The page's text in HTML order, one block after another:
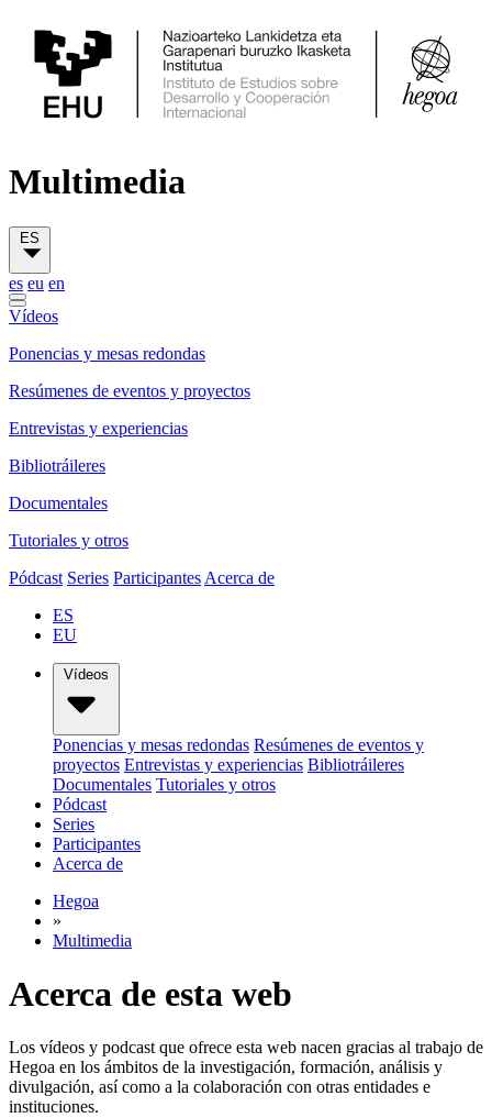
Multimedia
ES
es eu en
Vídeos
Ponencias y mesas redondas
Resúmenes de eventos y proyectos
Entrevistas y experiencias
Bibliotráileres
Documentales
Tutoriales y otros
Pódcast Series Participantes Acerca de
ES
EU
Vídeos
Ponencias y mesas redondas Resúmenes de eventos y
proyectos Entrevistas y experiencias Bibliotráileres
Documentales Tutoriales y otros
Pódcast
Series
Participantes
Acerca de
Hegoa
»
Multimedia
Acerca de esta web
Los vídeos y podcast que ofrece esta web nacen gracias al trabajo de
Hegoa en los ámbitos de la investigación, formación, análisis y
divulgación, así como a la colaboración con otras entidades e
instituciones.